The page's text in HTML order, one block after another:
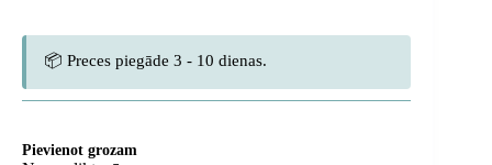
📦 Preces piegāde 3 - 10 dienas.
Pievienot grozam